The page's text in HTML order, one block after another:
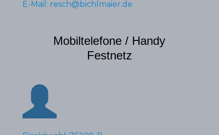
E-Mail: resch@bichlmaier.de
Mobiltelefone / Handy
Festnetz